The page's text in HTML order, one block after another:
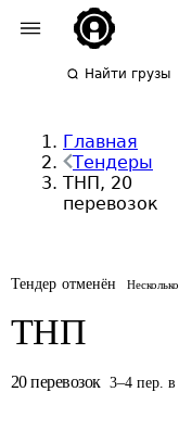
Найти грузы
Главная
Тендеры
ТНП, 20
перевозок
Тендер отменён
ТНП
20 перевозок 3–4 пер. в